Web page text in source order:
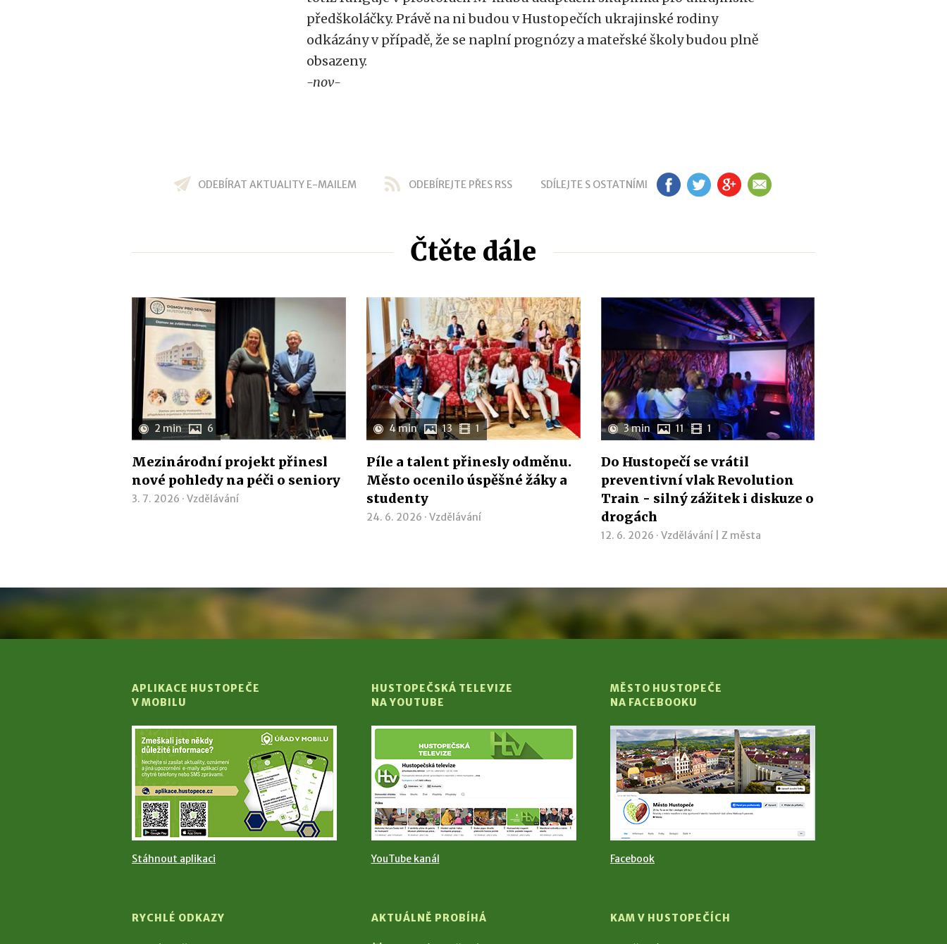
předškoláčky. Právě na ni budou v Hustopečích ukrajinské rodiny
odkázány v případě, že se naplní prognózy a mateřské školy budou plně
obsazeny.
-nov-
ODEBÍRAT AKTUALITY E-MAILEM ODEBÍREJTE PŘES RSS SDÍLEJTE S OSTATNÍMI FB TW GP EM
Čtěte dále
2 min 6
Mezinárodní projekt přinesl
nové pohledy na péči o seniory
3. 7. 2026 · Vzdělávání
4 min 13 1
Píle a talent přinesly odměnu.
Město ocenilo úspěšné žáky a
studenty
24. 6. 2026 ·Vzdělávání
3 min 11 1
Do Hustopečí se vrátil
preventivní vlak Revolution
Train - silný zážitek i diskuze o
drogách
12. 6. 2026 ·Vzdělávání |Z města
APLIKACE HUSTOPEČE
V MOBILU
Stáhnout aplikaci
HUSTOPEČSKÁ TELEVIZE
NA YOUTUBE
YouTube kanál
MĚSTO HUSTOPEČE
NA FACEBOOKU
Facebook
RYCHLÉ ODKAZY AKTUÁLNĚ PROBÍHÁ KAM V HUSTOPEČÍCH